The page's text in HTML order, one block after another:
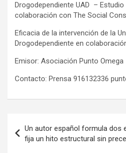
Drogodependiente UAD –
colaboración con The Social
Eficacia de la intervención de la
Drogodependiente en
Emisor: Asociación Punto Omega
Contacto: Prensa 916132336
navigation
Un autor español formula dos
fija un hito estructural sin